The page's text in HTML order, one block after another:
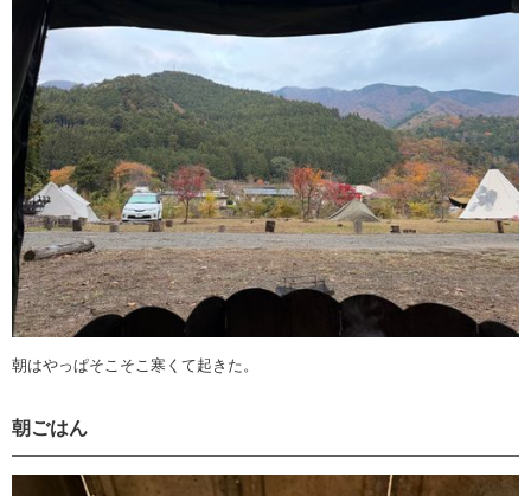
朝はやっぱそこそこ寒くて起きた。
朝ごはん